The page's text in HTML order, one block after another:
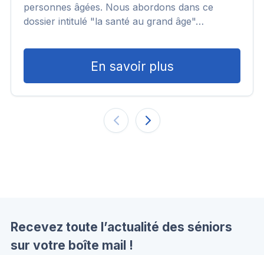
personnes âgées. Nous abordons dans ce
dossier intitulé "la santé au grand âge"…
En savoir plus
Recevez toute l’actualité des séniors
sur votre boîte mail !